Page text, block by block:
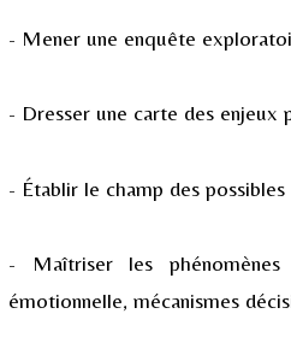
- Mener une enquête
- Dresser une carte des
- Établir le champ des
- Maîtriser les
émotionnelle, mécanismes